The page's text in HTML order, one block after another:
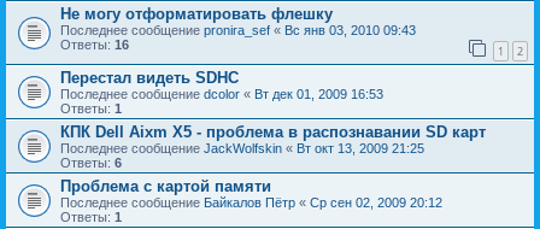
Не могу отформатировать флешку
Последнее сообщение pronira_sef « Вс янв 03, 2010 09:43
Ответы: 16 1 2
Перестал видеть SDHC
Последнее сообщение dcolor « Вт дек 01, 2009 16:53
Ответы: 1
КПК Dell Aixm X5 - проблема в распознавании SD карт
Последнее сообщение JackWolfskin « Вт окт 13, 2009 21:25
Ответы: 6
Проблема с картой памяти
Последнее сообщение Байкалов Пётр « Ср сен 02, 2009 20:12
Ответы: 1